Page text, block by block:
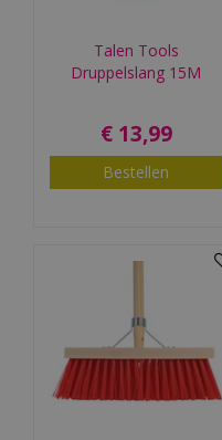
Talen Tools
Druppelslang 15M
€ 13,99
Bestellen